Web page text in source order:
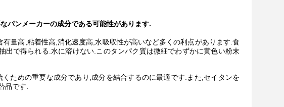
パンメーカーの成分である可能性があります.
量高,粘着性高,消化速度高,水吸収性が高いなど多くの利点があります.食
で得られる.水に溶けない.このタンパク質は微細でわずかに黄色い粉末
ための重要な成分であり,成分を結合するのに最適です.また,セイタンを
品です.